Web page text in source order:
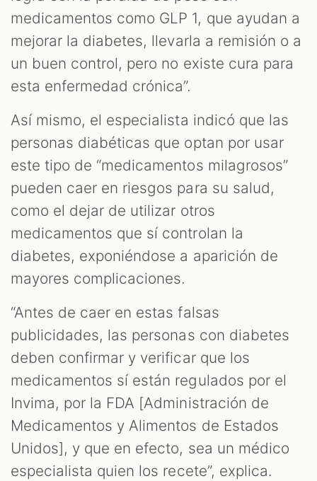
medicamentos como GLP 1, que ayudan a
mejorar la diabetes, llevarla a remisión o a
un buen control, pero no existe cura para
esta enfermedad crónica”.
Así mismo, el especialista indicó que las
personas diabéticas que optan por usar
este tipo de “medicamentos milagrosos”
pueden caer en riesgos para su salud,
como el dejar de utilizar otros
medicamentos que sí controlan la
diabetes, exponiéndose a aparición de
mayores complicaciones.
“Antes de caer en estas falsas
publicidades, las personas con diabetes
deben confirmar y verificar que los
medicamentos sí están regulados por el
Invima, por la FDA [Administración de
Medicamentos y Alimentos de Estados
Unidos], y que en efecto, sea un médico
especialista quien los recete”, explica.